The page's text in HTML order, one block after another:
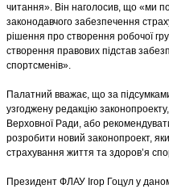
читання». Він наголосив, що «ми
законодавчого забезпечення
рішення про створення робочої
створення правових підстав
спортсменів».
Палатний вважає, що за
узгоджену редакцію
Верховної Ради, або
розробити новий законопроект,
страхування життя та здоров’я
Президент ФЛАУ Ігор Гоцул у